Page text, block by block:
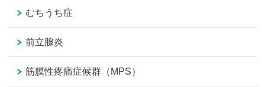
むちうち症
前立腺炎
筋膜性疼痛症候群（MPS）